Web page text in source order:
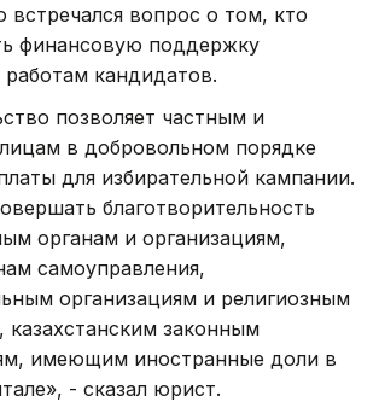
встречался вопрос о том, кто
финансовую поддержку
кандидатов.
позволяет частным и
в добровольном порядке
для избирательной кампании.
благотворительность
органам и организациям,
самоуправления,
организациям и религиозным
казахстанским законным
имеющим иностранные доли в
- сказал юрист.